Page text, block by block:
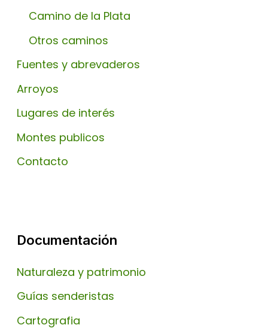
Camino de la Plata
Otros caminos
Fuentes y abrevaderos
Arroyos
Lugares de interés
Montes publicos
Contacto
Documentación
Naturaleza y patrimonio
Guías senderistas
Cartografia